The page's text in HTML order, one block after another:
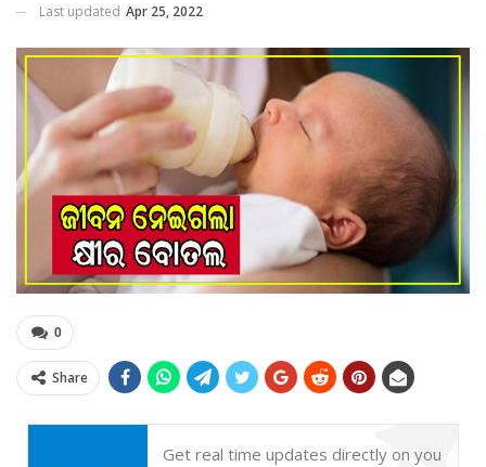
Last updated Apr 25, 2022
0
Share
Get real time updates directly on you